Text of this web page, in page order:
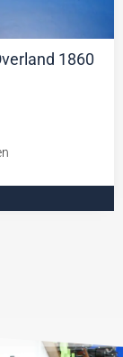
1860